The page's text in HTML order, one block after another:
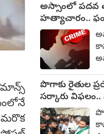
మరొక
అస్సాంలో పదవ
హత్యాచారం..
మంచంపై
పొగాకు రైతుల
సర్కారు